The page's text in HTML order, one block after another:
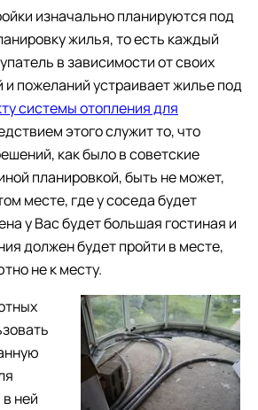
изначально планируются под
жилья, то есть каждый
в зависимости от своих
и пожеланий устраивает жилье под
системы отопления для
этого служит то, что
как было в советские
планировкой, быть не может,
месте, где у соседа будет
у Вас будет большая гостиная и
должен будет пройти в месте,
не к месту.
ней